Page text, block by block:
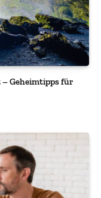
– Geheimtipps für